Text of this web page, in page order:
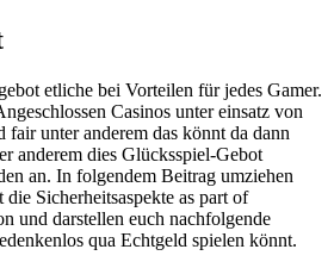
etliche bei Vorteilen für jedes Gamer.
Casinos unter einsatz von
unter anderem das könnt da dann
anderem dies Glücksspiel-Gebot
an. In folgendem Beitrag umziehen
Sicherheitsaspekte as part of
und darstellen euch nachfolgende
qua Echtgeld spielen könnt.